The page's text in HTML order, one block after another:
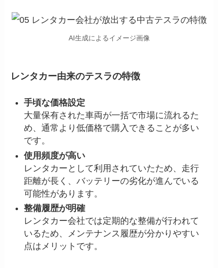
AI生成によるイメージ画像
レンタカー由来のテスラの特徴
手頃な価格設定
大量保有された車両が一括で市場に流れるた
め、通常より低価格で購入できることが多い
です。
使用頻度が高い
レンタカーとして利用されていたため、走行
距離が長く、バッテリーの劣化が進んでいる
可能性があります。
整備履歴が明確
レンタカー会社では定期的な整備が行われて
いるため、メンテナンス履歴が分かりやすい
点はメリットです。